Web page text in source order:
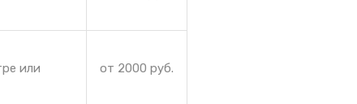
или
от 2000 руб.